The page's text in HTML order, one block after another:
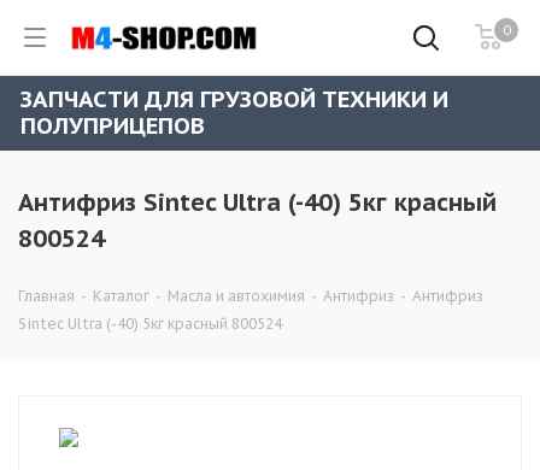
0
ЗАПЧАСТИ ДЛЯ ГРУЗОВОЙ ТЕХНИКИ И
ПОЛУПРИЦЕПОВ
Антифриз Sintec Ultra (-40) 5кг красный
800524
Главная - Каталог - Масла и автохимия - Антифриз - Антифриз
Sintec Ultra (-40) 5кг красный 800524